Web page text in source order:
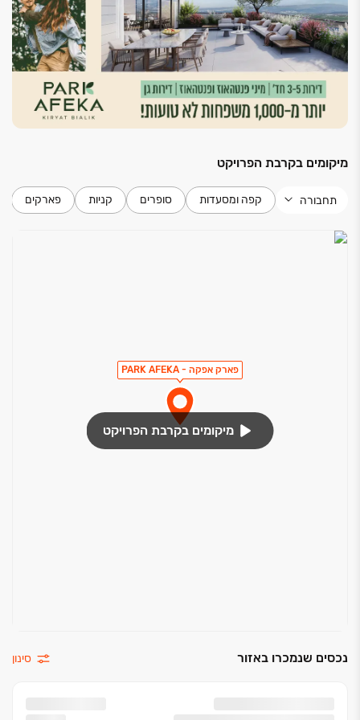
עיר חכמה ופיתוח סביבתי עשיר.
הנגישות לשכונה:שכונת אפקה בנויה במיקום האטרקטיבי
ביותר בקרית ביאליק. השכונה ממוקמת ממזרח לכביש ‏22
עוקף קריות וצפונית לכביש ‏79 והיא השכונה היחידה בקריות
הנהנית מחיבור ישיר לכביש עוקף קריות.
נבנה בית כנסת חדש ומפואר ‏- ״בית הכנסת הגדול״, בית
מיקומים בקרבת הפרויקט
תחבורה קפה ומסעדות סופרים קניות פארקים
פארק אפקה - PARK AFEKA
מיקומים בקרבת הפרויקט
נכסים שנמכרו באזור סינון